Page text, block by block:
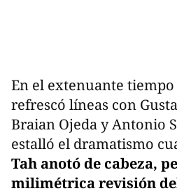
En el extenuante
refrescó líneas con
Braian Ojeda y Antonio
estalló el dramatismo
Tah anotó de cabeza,
milimétrica revisión